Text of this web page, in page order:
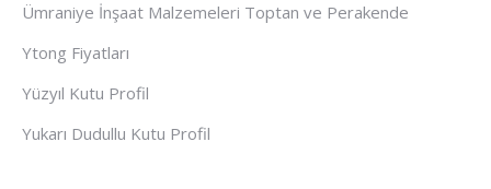
Ümraniye İnşaat Malzemeleri Toptan ve Perakende
Ytong Fiyatları
Yüzyıl Kutu Profil
Yukarı Dudullu Kutu Profil